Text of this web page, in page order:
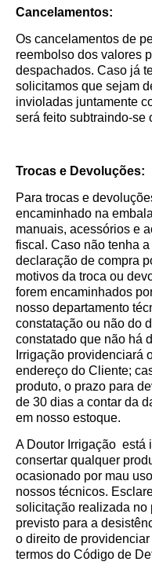
Cancelamentos:
Os cancelamentos de
reembolso dos valores
despachados. Caso já
solicitamos que sejam
invioladas juntamente
será feito subtraindo-se
Trocas e Devoluções:
Para trocas e
encaminhado na
manuais, acessórios e
fiscal. Caso não tenha
declaração de compra
motivos da troca ou
forem encaminhados
nosso departamento
constatação ou não do
constatado que não há
Irrigação providenciará
endereço do Cliente;
produto, o prazo para
de 30 dias a contar da
em nosso estoque.
A Doutor Irrigação está
consertar qualquer
ocasionado por mau
nossos técnicos.
solicitação realizada no
previsto para a
o direito de
termos do Código de